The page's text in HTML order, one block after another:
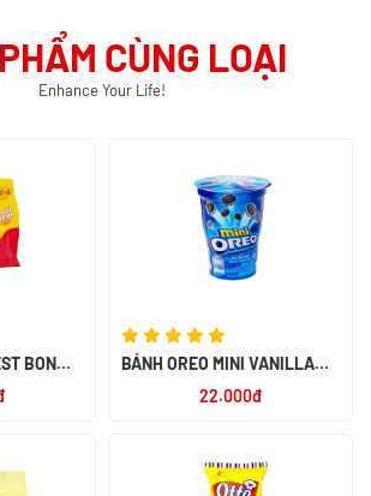
CÙNG LOẠI
Enhance Your Life!
BON
BÁNH OREO MINI VANILLA
67G - NK INDONESIA
22.000đ